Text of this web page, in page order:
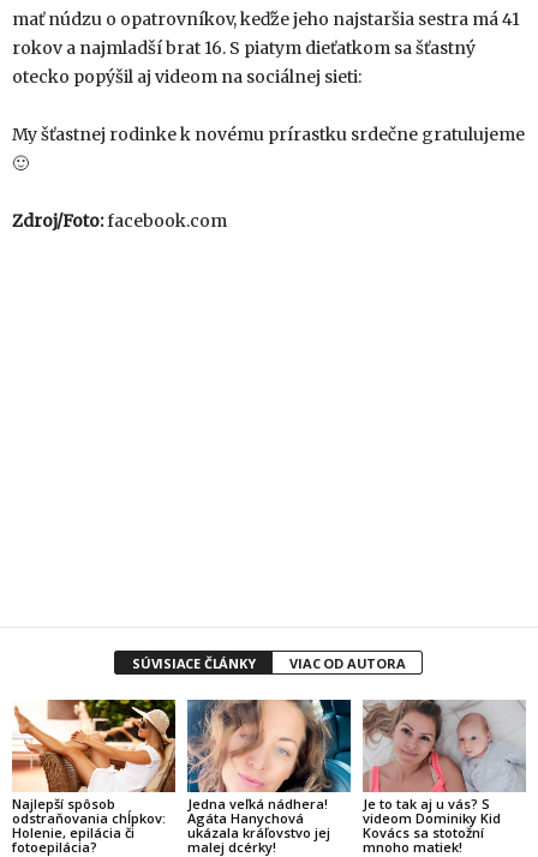
mať núdzu o opatrovníkov, keďže jeho najstaršia sestra má 41
rokov a najmladší brat 16. S piatym dieťatkom sa šťastný
otecko popýšil aj videom na sociálnej sieti:
My šťastnej rodinke k novému prírastku srdečne gratulujeme
🙂
Zdroj/Foto:facebook.com
SÚVISIACE ČLÁNKY VIAC OD AUTORA
Najlepší spôsob
odstraňovania chĺpkov:
Holenie, epilácia či
fotoepilácia?
Jedna veľká nádhera!
Agáta Hanychová
ukázala kráľovstvo jej
malej dcérky!
Je to tak aj u vás? S
videom Dominiky Kid
Kovács sa stotožní
mnoho matiek!